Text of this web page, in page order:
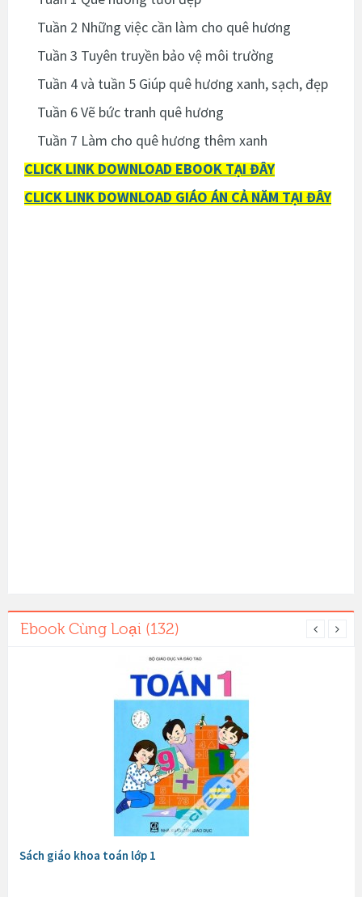
Tuần 2 Những việc cần làm cho quê hương
Tuần 3 Tuyên truyền bảo vệ môi trường
Tuần 4 và tuần 5 Giúp quê hương xanh, sạch, đẹp
Tuần 6 Vẽ bức tranh quê hương
Tuần 7 Làm cho quê hương thêm xanh
CLICK LINK DOWNLOAD EBOOK TẠI ĐÂY
CLICK LINK DOWNLOAD GIÁO ÁN CẢ NĂM TẠI ĐÂY
Ebook Cùng Loại (132)
Sách giáo khoa toán lớp 1